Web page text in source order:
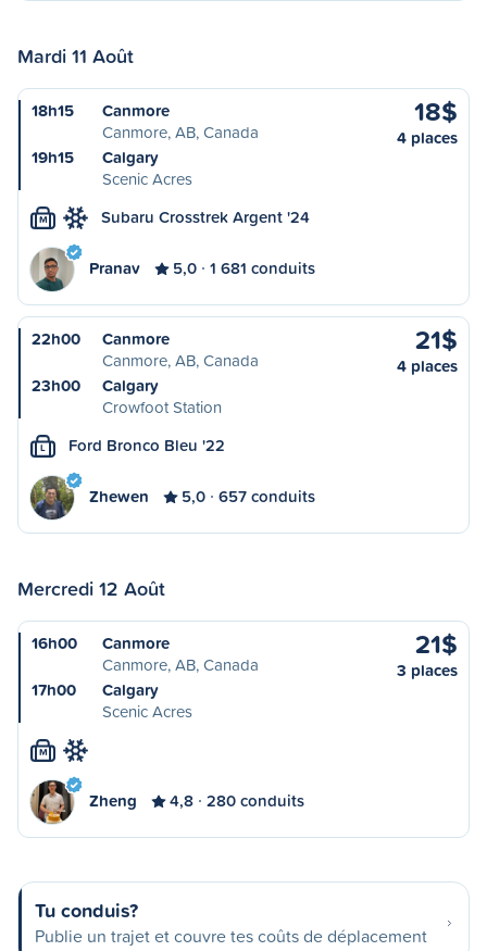
Mardi 11 Août
18h15
Canmore
Canmore, AB, Canada
19h15
Calgary
Scenic Acres
18$
4 places
M Subaru Crosstrek Argent '24
Pranav 5,0 1 681 conduits
22h00
Canmore
Canmore, AB, Canada
23h00
Calgary
Crowfoot Station
21$
4 places
L Ford Bronco Bleu '22
Zhewen 5,0 657 conduits
Mercredi 12 Août
16h00
Canmore
Canmore, AB, Canada
17h00
Calgary
Scenic Acres
21$
3 places
M
Zheng 4,8 280 conduits
Tu conduis?
Publie un trajet et couvre tes coûts de déplacement